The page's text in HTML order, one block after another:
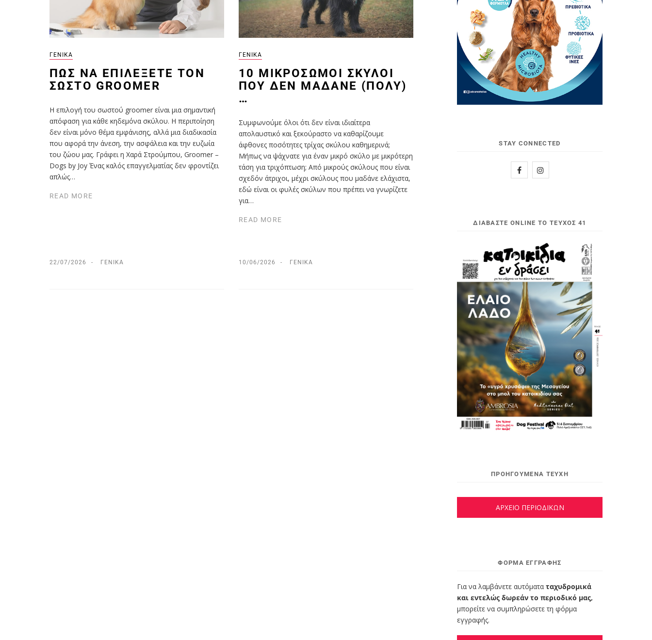
ΓΕΝΙΚΆ
ΠΩΣ ΝΑ ΕΠΙΛΈΞΕΤΕ ΤΟΝ
ΣΩΣΤΌ GROOMER
Η επιλογή του σωστού groomer είναι μια σημαντική
απόφαση για κάθε κηδεμόνα σκύλου. Η περιποίηση
δεν είναι μόνο θέμα εμφάνισης, αλλά μια διαδικασία
που αφορά την άνεση, την ασφάλεια και την ευζωία
του ζώου μας. Γράφει η Χαρά Στρούµπου, Groomer –
Dogs by Joy Ένας καλός επαγγελματίας δεν φροντίζει
απλώς…
READ MORE
22/07/2026 ΓΕΝΙΚΆ
ΓΕΝΙΚΆ
10 ΜΙΚΡΌΣΩΜΟΙ ΣΚΎΛΟΙ
ΠΟΥ ΔΕΝ ΜΑΔΆΝΕ (ΠΟΛΎ)
…
Συμφωνούμε όλοι ότι δεν είναι ιδιαίτερα
απολαυστικό και ξεκούραστο να καθαρίζουμε
άφθονες ποσότητες τρίχας σκύλου καθημερινά;
Μήπως να ψάχνατε για έναν μικρό σκύλο με μικρότερη
τάση για τριχόπτωση; Από μικρούς σκύλους που είναι
σχεδόν άτριχοι, μέχρι σκύλους που μαδάνε ελάχιστα,
εδώ είναι οι φυλές σκύλων που πρέπει να γνωρίζετε
για…
READ MORE
10/06/2026 ΓΕΝΙΚΆ
STAY CONNECTED
ΔΙΑΒΆΣΤΕ ONLINE ΤΟ ΤΕΎΧΟΣ 41
ΠΡΟΗΓΟΥΜΕΝΑ ΤΕΥΧΗ
ΑΡΧΕΙΟ ΠΕΡΙΟΔΙΚΩΝ
ΦΌΡΜΑ ΕΓΓΡΑΦΉΣ
Για να λαμβάνετε αυτόματα ταχυδρομικά
και εντελώς δωρεάν το περιοδικό μας,
μπορείτε να συμπληρώσετε τη φόρμα
εγγραφής.